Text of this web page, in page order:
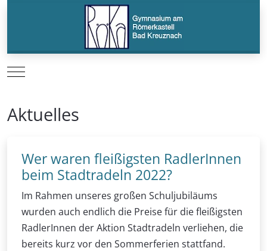
Mobile Menu Toggle
Aktuelles
Wer waren fleißigsten RadlerInnen
beim Stadtradeln 2022?
Im Rahmen unseres großen Schuljubiläums
wurden auch endlich die Preise für die fleißigsten
RadlerInnen der Aktion Stadtradeln verliehen, die
bereits kurz vor den Sommerferien stattfand.